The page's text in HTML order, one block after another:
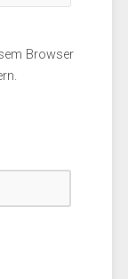
Browser